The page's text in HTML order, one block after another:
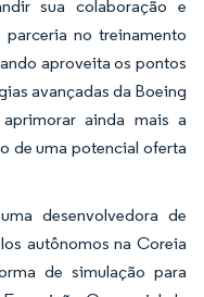
sua colaboração e
no treinamento
aproveita os pontos
avançadas da Boeing
ainda mais a
de uma potencial oferta
desenvolvedora de
autônomos na Coreia
de simulação para